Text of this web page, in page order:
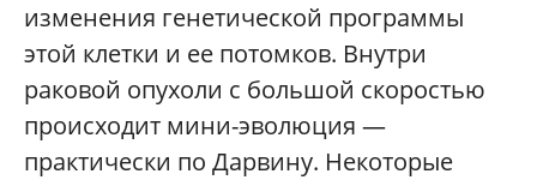
изменения генетической программы
этой клетки и ее потомков. Внутри
раковой опухоли с большой скоростью
происходит мини-эволюция —
практически по Дарвину. Некоторые